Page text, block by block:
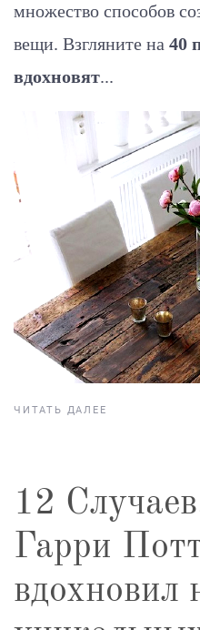
множество способов
вещи. Взгляните на 40
вдохновят...
ЧИТАТЬ ДАЛЕЕ
12
Гарри
вдохновил